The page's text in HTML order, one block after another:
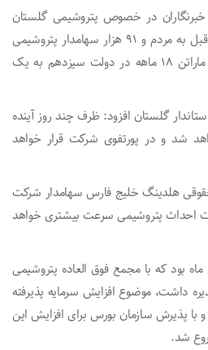
در خصوص پتروشیمی گلستان
اظهارکرد: وعده ای که ۱۸ سال قبل به مردم و ۹۱ هزار سهامدار پتروشیمی
گلستان داده شده بود در یک ماراتن ۱۸ ماهه در دولت سیزدهم به یک
گلستان افزود: ظرف چند روز آینده
شد و در پورتفوی شرکت قرار خواهد
هلدینگ خلیج فارس سهامدار شرکت
احداث پتروشیمی سرعت بیشتری خواهد
بود که با مجمع فوق العاده پتروشیمی
داشت، موضوع افزایش سرمایه پذیرفته
پذیرش سازمان بورس برای افزایش این
شد.